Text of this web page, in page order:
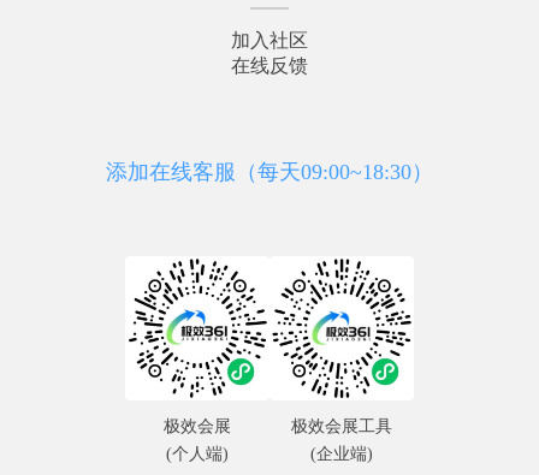
加入社区
在线反馈
添加在线客服（每天09:00~18:30）
极效会展
(个人端)
极效会展工具
(企业端)